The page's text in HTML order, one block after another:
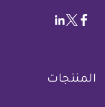
المنتجات